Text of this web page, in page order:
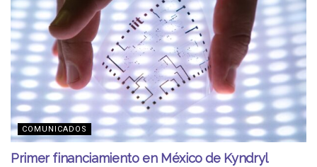
COMUNICADOS
Primer financiamiento en México de Kyndryl